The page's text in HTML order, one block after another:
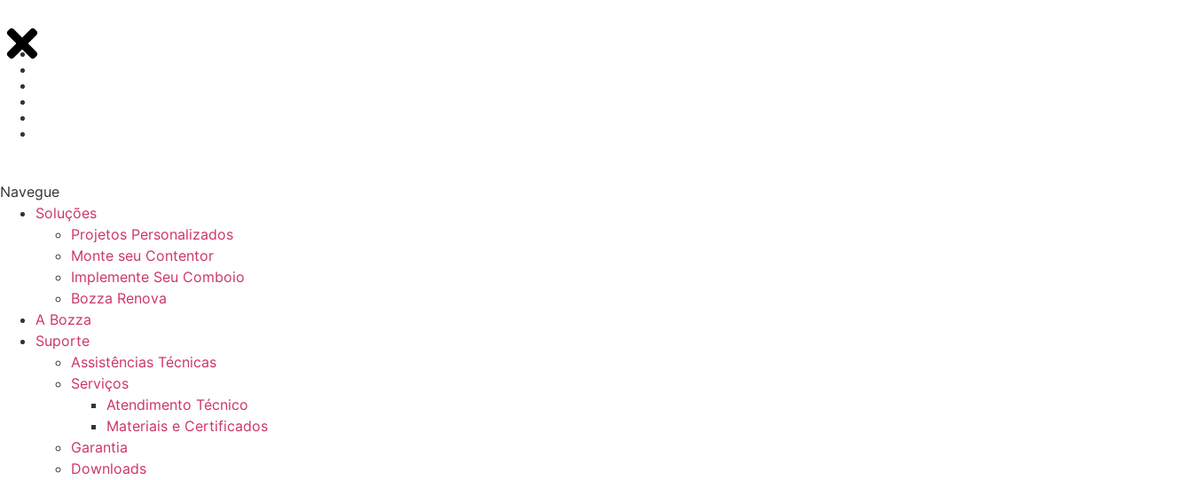
Navegue
Soluções
Projetos Personalizados
Monte seu Contentor
Implemente Seu Comboio
Bozza Renova
A Bozza
Suporte
Assistências Técnicas
Serviços
Atendimento Técnico
Materiais e Certificados
Garantia
Downloads